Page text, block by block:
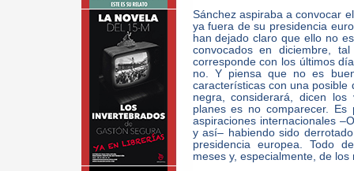
Sánchez aspiraba a convocar
ya fuera de su presidencia
han dejado claro que ello no
convocados en diciembre,
corresponde con los últimos
no. Y piensa que no es
características con una posible
negra, considerará, dicen
planes es no comparecer.
aspiraciones internacionales
y así– habiendo sido
presidencia europea. Todo
meses y, especialmente, de